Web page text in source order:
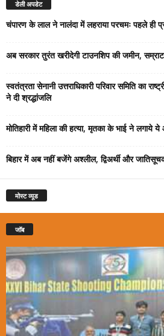
डेली अपडेट
चंपारण के लाल ने नालंदा में लहराया परचमः पहले ही
अब सरकार तुरंत खरीदेगी टाउनशिप की जमीन,
स्वतंत्रता सेनानी उत्तराधिकारी परिवार समिति का
ने दी श्रद्धांजलि
मोतिहारी में महिला की हत्या, मृतका के भाई ने लगाये ये
बिहार में अब नहीं बजेंगे अश्लील, द्विअर्थी और
मोस्ट व्यूड
जॉब